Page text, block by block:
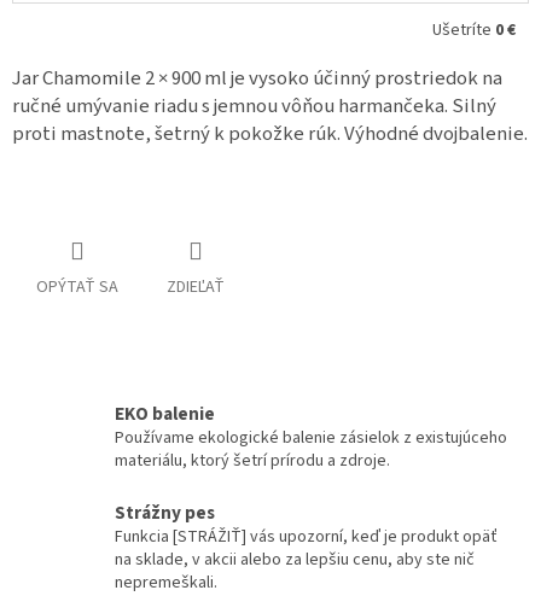
Ušetríte 0 €
Jar Chamomile 2 × 900 ml je vysoko účinný prostriedok na
ručné umývanie riadu s jemnou vôňou harmančeka. Silný
proti mastnote, šetrný k pokožke rúk. Výhodné dvojbalenie.
OPÝTAŤ SA ZDIEĽAŤ
EKO balenie
Používame ekologické balenie zásielok z existujúceho
materiálu, ktorý šetrí prírodu a zdroje.
Strážny pes
Funkcia [STRÁŽIŤ] vás upozorní, keď je produkt opäť
na sklade, v akcii alebo za lepšiu cenu, aby ste nič
nepremeškali.